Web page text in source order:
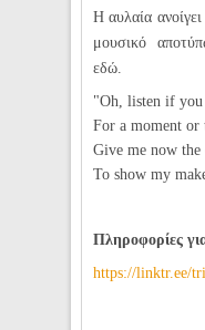
Η αυλαία
μουσικό
εδώ.
"Oh, listen if you
For a moment or
Give me now the
To show my
Πληροφορίες
https://linktr.ee/